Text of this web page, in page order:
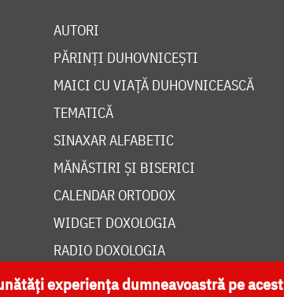
AUTORI
PĂRINȚI DUHOVNICEȘTI
MAICI CU VIAȚĂ DUHOVNICEASCĂ
TEMATICĂ
SINAXAR ALFABETIC
MĂNĂSTIRI ȘI BISERICI
CALENDAR ORTODOX
WIDGET DOXOLOGIA
RADIO DOXOLOGIA
experiența dumneavoastră pe acest